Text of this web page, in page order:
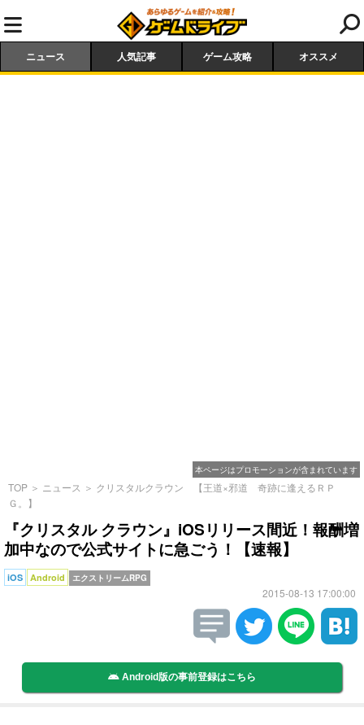
ニュース 人気記事 ゲーム攻略 オススメ
本ページはプロモーションが含まれています
TOP ＞ ニュース ＞ クリスタルクラウン 【王道×邪道 奇跡に逢えるＲＰ
Ｇ。】
『クリスタル クラウン』iOSリリース間近！報酬増
加中なので公式サイトに急ごう！【速報】
iOS Android エクストリームRPG
2015-08-13 17:00:00
Android版の事前登録はこちら